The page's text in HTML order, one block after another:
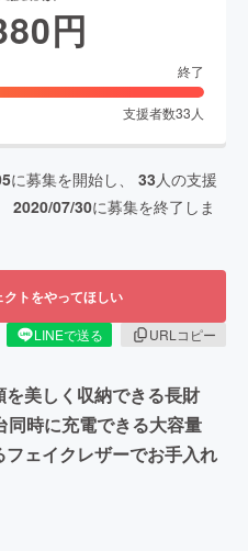
円
終了
支援者数33 人
に募集を開始し、 33 人の支援
2020/07/30に募集を終了しま
クトをやってほしい
LINEで送る
URLコピー
美しく収納できる長財
時に充電できる大容量
ェイクレザーでお手入れ